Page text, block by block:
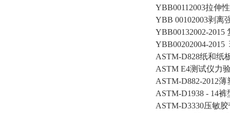
YBB00112003拉伸
YBB 00102003剥离
YBB00132002-2015
YBB00202004-
ASTM-D828纸和纸
ASTM E4测试仪力
ASTM-D882-2012
ASTM-D1938 - 14
ASTM-D3330压敏